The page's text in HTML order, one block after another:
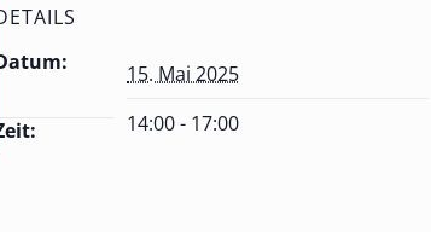
15. Mai 2025
14:00 - 17:00